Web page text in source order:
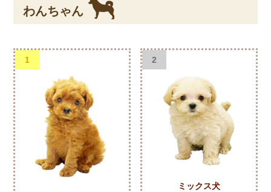
わんちゃん
1 2
ミックス犬